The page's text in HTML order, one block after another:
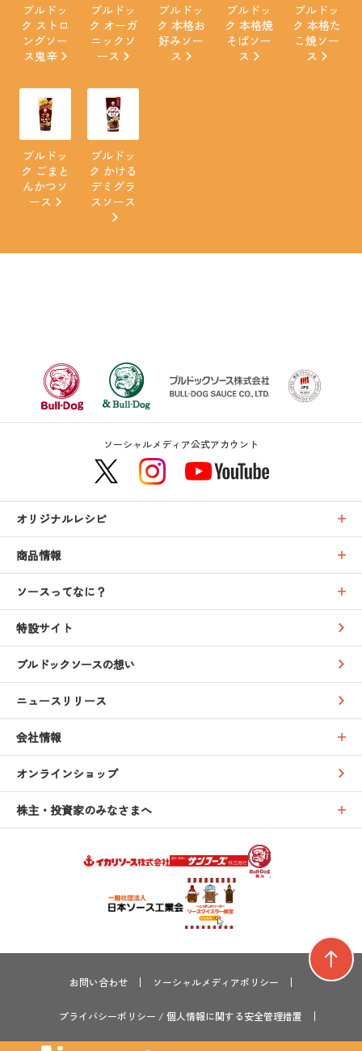
ブルドッ
ク ストロ
ングソー
ス鬼辛
ブルドッ
ク オーガ
ニックソ
ース
ブルドッ
ク 本格お
好みソー
ス
ブルドッ
ク 本格焼
そばソー
ス
ブルドッ
ク 本格た
こ焼ソー
ス
ブルドッ
ク ごまと
んかつソ
ース
ブルドッ
ク かける
デミグラ
スソース
ソーシャルメディア公式アカウント
オリジナルレシピ
商品情報
ソースってなに？
特設サイト
ブルドックソースの想い
ニュースリリース
会社情報
オンラインショップ
株主・投資家のみなさまへ
お問い合わせ ソーシャルメディアポリシー
プライバシーポリシー / 個人情報に関する安全管理措置